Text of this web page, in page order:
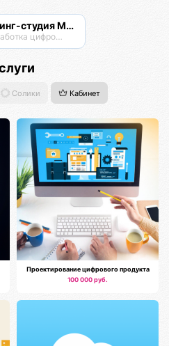
Кодинг-студия Магнатор
Разработка цифровых продуктов
Солики Кабинет
Проектирование цифрового продукта
100 000 руб.